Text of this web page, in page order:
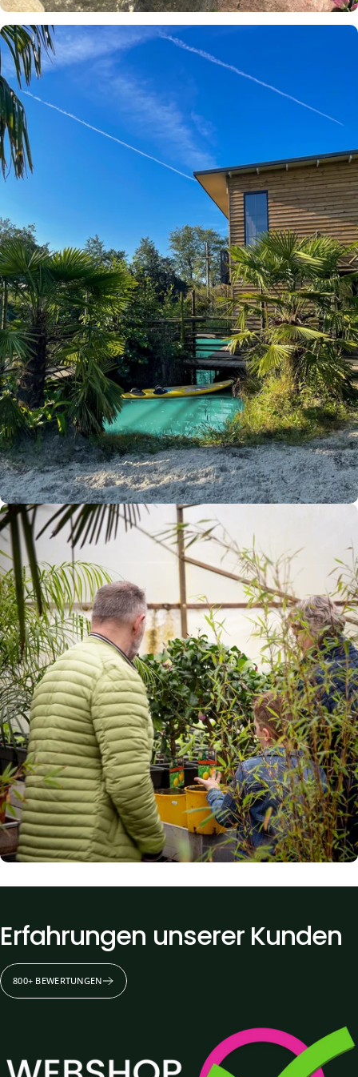
Erfahrungen unserer Kunden
800+ BEWERTUNGEN